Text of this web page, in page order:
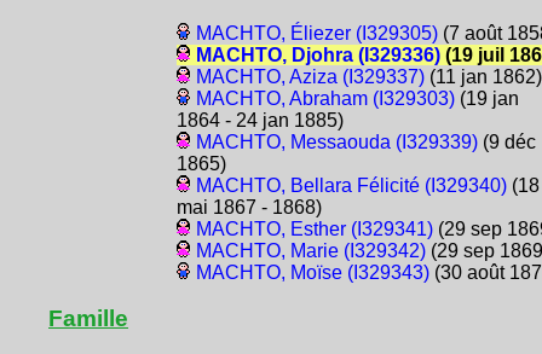
MACHTO, Éliezer (I329305)(7 août
MACHTO, Djohra (I329336)(19 juil
MACHTO, Aziza (I329337)(11 jan 1862)
MACHTO, Abraham (I329303)(19 jan
1864 - 24 jan 1885)
MACHTO, Messaouda (I329339)(9 déc
1865)
MACHTO, Bellara Félicité (I329340)(18
mai 1867 - 1868)
MACHTO, Esther (I329341)(29 sep
MACHTO, Marie (I329342)(29 sep
MACHTO, Moïse (I329343)(30 août
Famille